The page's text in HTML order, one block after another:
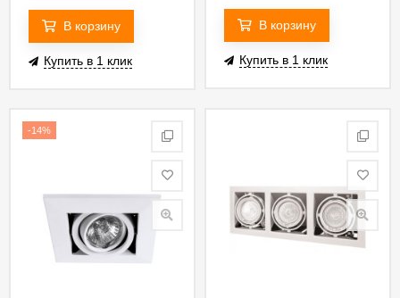
В корзину
Купить в 1 клик
В корзину
Купить в 1 клик
-14%